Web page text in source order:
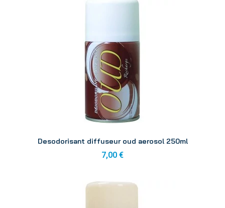
Desodorisant diffuseur oud aerosol 250ml
7,00 €